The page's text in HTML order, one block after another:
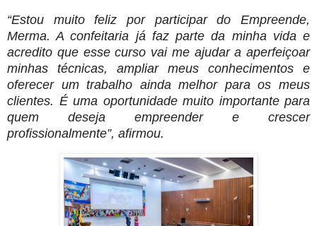
“Estou muito feliz por participar do Empreende,
Merma. A confeitaria já faz parte da minha vida e
acredito que esse curso vai me ajudar a aperfeiçoar
minhas técnicas, ampliar meus conhecimentos e
oferecer um trabalho ainda melhor para os meus
clientes. É uma oportunidade muito importante para
quem deseja empreender e crescer
profissionalmente”, afirmou.